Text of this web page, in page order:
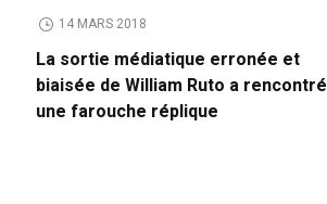
14 MARS 2018
La sortie médiatique erronée et
biaisée de William Ruto a rencontré
une farouche réplique